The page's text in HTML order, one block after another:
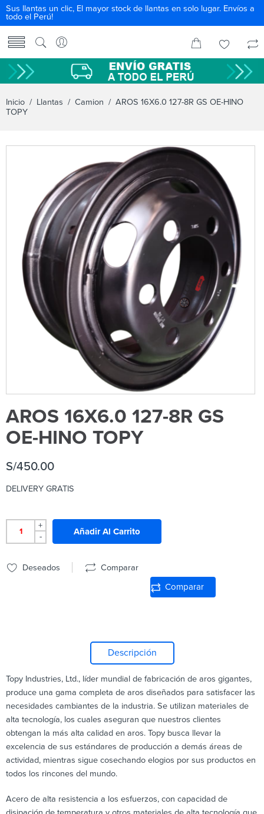
Sus llantas un clic, El mayor stock de llantas en solo lugar. Envíos a
todo el Perú!
Inicio / Llantas / Camion / AROS 16X6.0 127-8R GS OE-HINO
TOPY
AROS 16X6.0 127-8R GS
OE-HINO TOPY
S/450.00
DELIVERY GRATIS
+
-
Añadir Al Carrito
Deseados Comparar
Comparar
Descripción
Topy Industries, Ltd., líder mundial de fabricación de aros gigantes,
produce una gama completa de aros diseñados para satisfacer las
necesidades cambiantes de la industria. Se utilizan materiales de
alta tecnología, los cuales aseguran que nuestros clientes
obtengan la más alta calidad en aros. Topy busca llevar la
excelencia de sus estándares de producción a demás áreas de
actividad, mientras sigue cosechando elogios por sus productos en
todos los rincones del mundo.
Acero de alta resistencia a los esfuerzos, con capacidad de